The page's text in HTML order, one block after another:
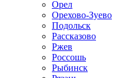
Орел
Орехово-Зуево
Подольск
Рассказово
Ржев
Россошь
Рыбинск